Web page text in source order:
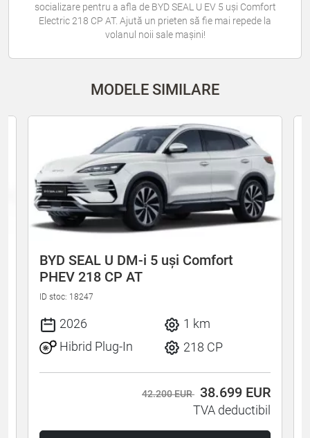
socializare pentru a afla de BYD SEAL U EV 5 uși Comfort
Electric 218 CP AT. Ajută un prieten să fie mai repede la
volanul noii sale mașini!
MODELE SIMILARE
BYD SEAL U DM-i 5 uși Comfort
PHEV 218 CP AT
ID stoc: 18247
2026
1 km
Hibrid Plug-In
218 CP
42.200 EUR 38.699 EUR
TVA deductibil